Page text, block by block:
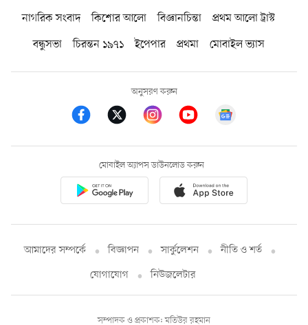
নাগরিক সংবাদ কিশোর আলো বিজ্ঞানচিন্তা
প্রথম আলো ট্রাস্ট
বন্ধুসভা
চিরন্তন ১৯৭১ ইপেপার প্রথমা মোবাইল ভ্যাস
অনুসরণ করুন
মোবাইল অ্যাপস ডাউনলোড করুন
আমাদের সম্পর্কে বিজ্ঞাপন সার্কুলেশন
নীতি ও শর্ত
যোগাযোগ
নিউজলেটার
সম্পাদক ও প্রকাশক: মতিউর রহমান